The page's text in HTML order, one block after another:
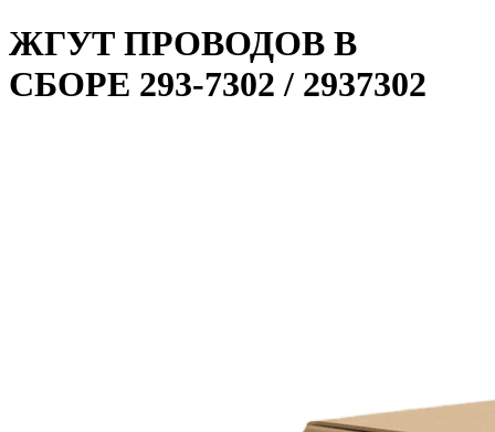
ЖГУТ ПРОВОДОВ В
СБОРЕ 293-7302 / 2937302